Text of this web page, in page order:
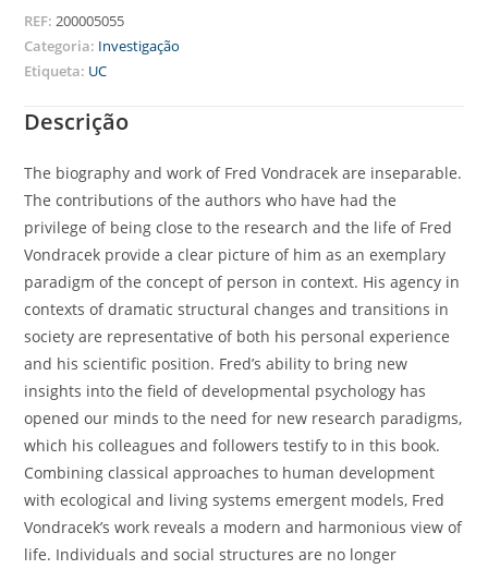
REF:200005055
Categoria: Investigação
Etiqueta: UC
Descrição
The biography and work of Fred Vondracek are inseparable.
The contributions of the authors who have had the
privilege of being close to the research and the life of Fred
Vondracek provide a clear picture of him as an exemplary
paradigm of the concept of person in context. His agency in
contexts of dramatic structural changes and transitions in
society are representative of both his personal experience
and his scientific position. Fred’s ability to bring new
insights into the field of developmental psychology has
opened our minds to the need for new research paradigms,
which his colleagues and followers testify to in this book.
Combining classical approaches to human development
with ecological and living systems emergent models, Fred
Vondracek’s work reveals a modern and harmonious view of
life. Individuals and social structures are no longer